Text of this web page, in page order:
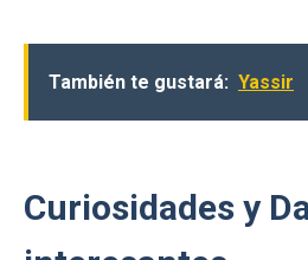
También te gustará: Yassir
Curiosidades y